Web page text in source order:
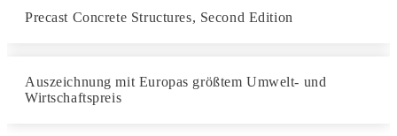
Precast Concrete Structures, Second Edition
Auszeichnung mit Europas größtem Umwelt- und
Wirtschaftspreis